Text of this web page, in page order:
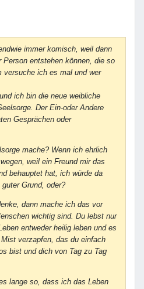
immer komisch, weil dann
entstehen können, die so
versuche ich es mal und wer
ich bin die neue weibliche
Der Ein-oder Andere
Gesprächen oder
mache? Wenn ich ehrlich
weil ein Freund mir das
behauptet hat, ich würde da
Grund, oder?
dann mache ich das vor
wichtig sind. Du lebst nur
entweder heilig leben und es
verzapfen, das du einfach
bist und dich von Tag zu Tag
lange so, dass ich das Leben